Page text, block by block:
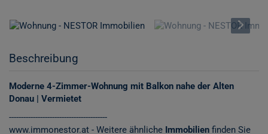
Beschreibung
Moderne 4-Zimmer-Wohnung mit Balkon nahe der Alten
Donau | Vermietet
-----------------------------------------
www.immonestor.at - Weitere ähnliche Immobilien finden Sie